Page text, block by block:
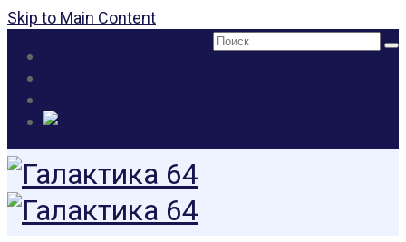
Skip to Main Content
Поиск: